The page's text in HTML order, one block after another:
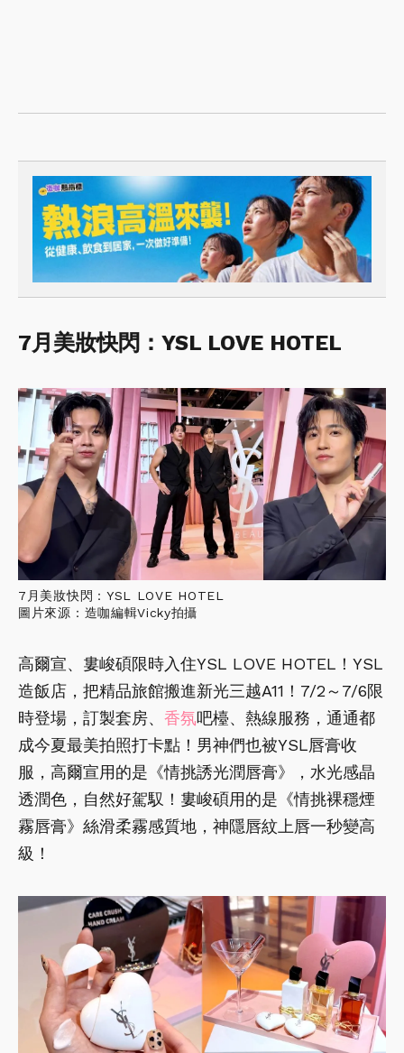
7月美妝快閃：YSL LOVE HOTEL
7月美妝快閃：YSL LOVE HOTEL
圖片來源：造咖編輯Vicky拍攝
高爾宣、婁峻碩限時入住YSL LOVE HOTEL！YSL
造飯店，把精品旅館搬進新光三越A11！7/2～7/6限
時登場，訂製套房、 香氛吧檯、熱線服務，通通都
成今夏最美拍照打卡點！男神們也被YSL唇膏收
服，高爾宣用的是《情挑誘光潤唇膏》，水光感晶
透潤色，自然好駕馭！婁峻碩用的是《情挑裸穩煙
霧唇膏》絲滑柔霧感質地，神隱唇紋上唇一秒變高
級！